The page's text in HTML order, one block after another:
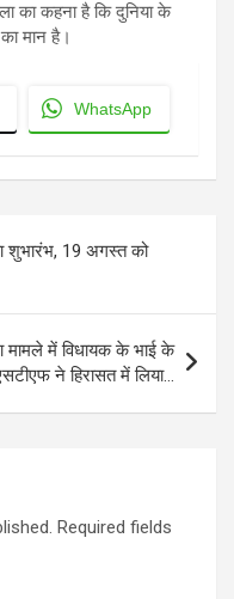
का कहना है कि दुनिया के
मान है।
WhatsApp
शुभारंभ, 19 अगस्त को
मामले में विधायक के भाई के
ने हिरासत में लिया…
Required fields